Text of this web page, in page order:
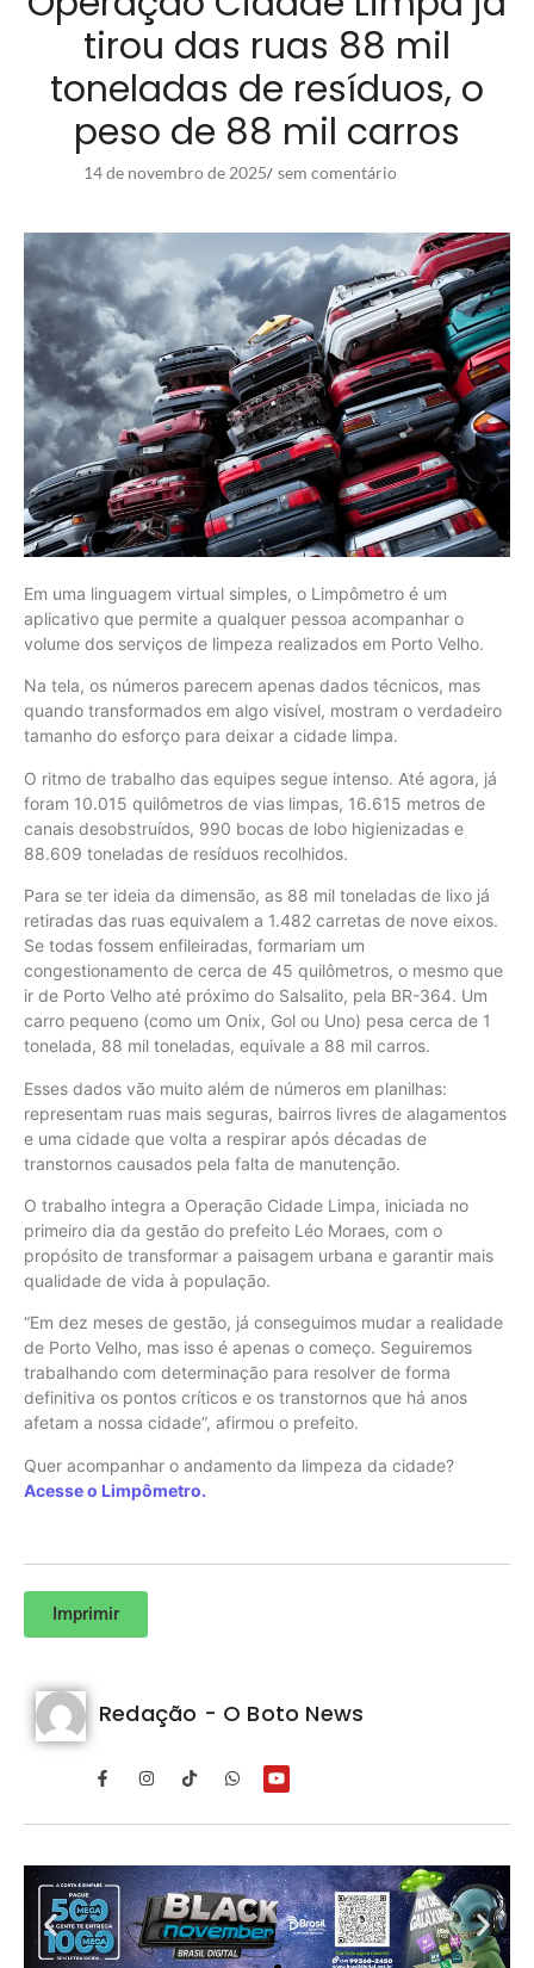
tirou das ruas 88 mil
toneladas de resíduos, o
peso de 88 mil carros
14 de novembro de 2025/ sem comentário
Em uma linguagem virtual simples, o Limpômetro é um
aplicativo que permite a qualquer pessoa acompanhar o
volume dos serviços de limpeza realizados em Porto Velho.
Na tela, os números parecem apenas dados técnicos, mas
quando transformados em algo visível, mostram o verdadeiro
tamanho do esforço para deixar a cidade limpa.
O ritmo de trabalho das equipes segue intenso. Até agora, já
foram 10.015 quilômetros de vias limpas, 16.615 metros de
canais desobstruídos, 990 bocas de lobo higienizadas e
88.609 toneladas de resíduos recolhidos.
Para se ter ideia da dimensão, as 88 mil toneladas de lixo já
retiradas das ruas equivalem a 1.482 carretas de nove eixos.
Se todas fossem enfileiradas, formariam um
congestionamento de cerca de 45 quilômetros, o mesmo que
ir de Porto Velho até próximo do Salsalito, pela BR-364. Um
carro pequeno (como um Onix, Gol ou Uno) pesa cerca de 1
tonelada, 88 mil toneladas, equivale a 88 mil carros.
Esses dados vão muito além de números em planilhas:
representam ruas mais seguras, bairros livres de alagamentos
e uma cidade que volta a respirar após décadas de
transtornos causados pela falta de manutenção.
O trabalho integra a Operação Cidade Limpa, iniciada no
primeiro dia da gestão do prefeito Léo Moraes, com o
propósito de transformar a paisagem urbana e garantir mais
qualidade de vida à população.
“Em dez meses de gestão, já conseguimos mudar a realidade
de Porto Velho, mas isso é apenas o começo. Seguiremos
trabalhando com determinação para resolver de forma
definitiva os pontos críticos e os transtornos que há anos
afetam a nossa cidade”, afirmou o prefeito.
Quer acompanhar o andamento da limpeza da cidade?
Acesse o Limpômetro.
Imprimir
Redação - O Boto News